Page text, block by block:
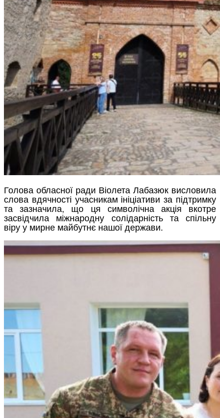
Голова обласної ради Віолета Лабазюк висловила
слова вдячності учасникам ініціативи за підтримку
та зазначила, що ця символічна акція вкотре
засвідчила міжнародну солідарність та спільну
віру у мирне майбутнє нашої держави.